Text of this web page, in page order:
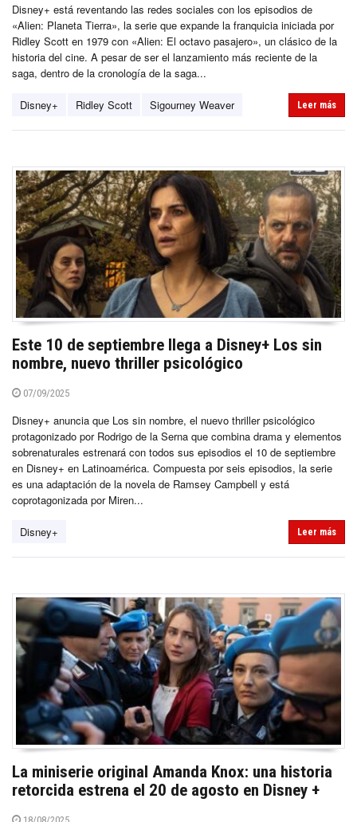
Disney+ está reventando las redes sociales con los episodios de
«Alien: Planeta Tierra», la serie que expande la franquicia iniciada por
Ridley Scott en 1979 con «Alien: El octavo pasajero», un clásico de la
historia del cine. A pesar de ser el lanzamiento más reciente de la
saga, dentro de la cronología de la saga...
Disney+ Ridley Scott Sigourney Weaver Leer más
Este 10 de septiembre llega a Disney+ Los sin
nombre, nuevo thriller psicológico
07/09/2025
Disney+ anuncia que Los sin nombre, el nuevo thriller psicológico
protagonizado por Rodrigo de la Serna que combina drama y elementos
sobrenaturales estrenará con todos sus episodios el 10 de septiembre
en Disney+ en Latinoamérica. Compuesta por seis episodios, la serie
es una adaptación de la novela de Ramsey Campbell y está
coprotagonizada por Miren...
Disney+ Leer más
La miniserie original Amanda Knox: una historia
retorcida estrena el 20 de agosto en Disney +